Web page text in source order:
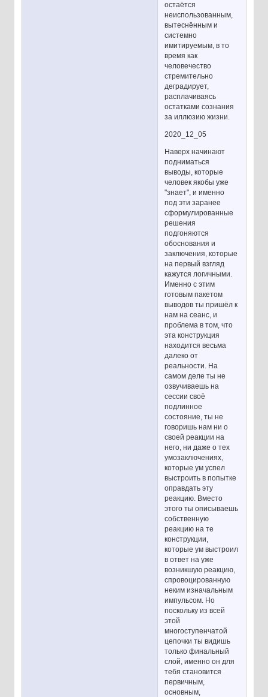
остаётся
неиспользованным,
вытеснённым и
системно
имитируемым, в то
время как
человечество
стремительно
деградирует,
расплачиваясь
остатками сознания
за иллюзию жизни.
2020_12_05
Наверх начинают
подниматься
выводы, которые
человек якобы уже
"знает", и именно
под эти заранее
сформулированные
решения
подгоняются
обоснования и
заключения, которые
на первый взгляд
кажутся логичными.
Именно с этим
готовым пакетом
выводов ты пришёл к
нам на сеанс, и
проблема в том, что
эта конструкция
находится весьма
далеко от
реальности. На
самом деле ты не
озвучиваешь на
сессии своё
подлинное
состояние, ты не
говоришь нам ни о
своей реакции на
него, ни даже о тех
умозаключениях,
которые ум успел
выстроить в попытке
оправдать эту
реакцию. Вместо
этого ты описываешь
собственную
реакцию на те
конструкции,
которые ум выстроил
в ответ на уже
возникшую реакцию,
спровоцированную
неким изначальным
импульсом. Но
поскольку из всей
этой
многоступенчатой
цепочки ты видишь
только финальный
слой, именно он для
тебя становится
первичным,
основным,